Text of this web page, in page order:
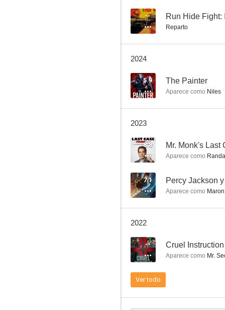
8.2
6.9
-- Run Hide Fight:
Reparto
2024
5.9 The Painter
Aparece como Niles
2023
8.8
Aparece como
7.1 Percy Jackson
Aparece como Maron
2022
-- Cruel Instruction
Aparece como Mr.
Ver todo